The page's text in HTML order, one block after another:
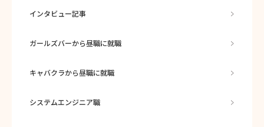
インタビュー記事
ガールズバーから昼職に就職
キャバクラから昼職に就職
システムエンジニア職